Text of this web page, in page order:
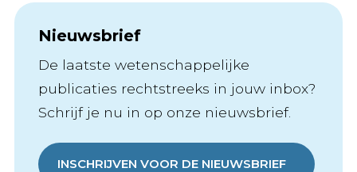
Nieuwsbrief
De laatste wetenschappelijke
publicaties rechtstreeks in jouw inbox?
Schrijf je nu in op onze nieuwsbrief.
INSCHRIJVEN VOOR DE NIEUWSBRIEF